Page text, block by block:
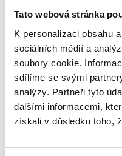
Tato webová stránka
K personalizaci obsahu
sociálních médií a
soubory cookie.
sdílíme se svými
analýzy. Partneři tyto
dalšími informacemi,
získali v důsledku toho,